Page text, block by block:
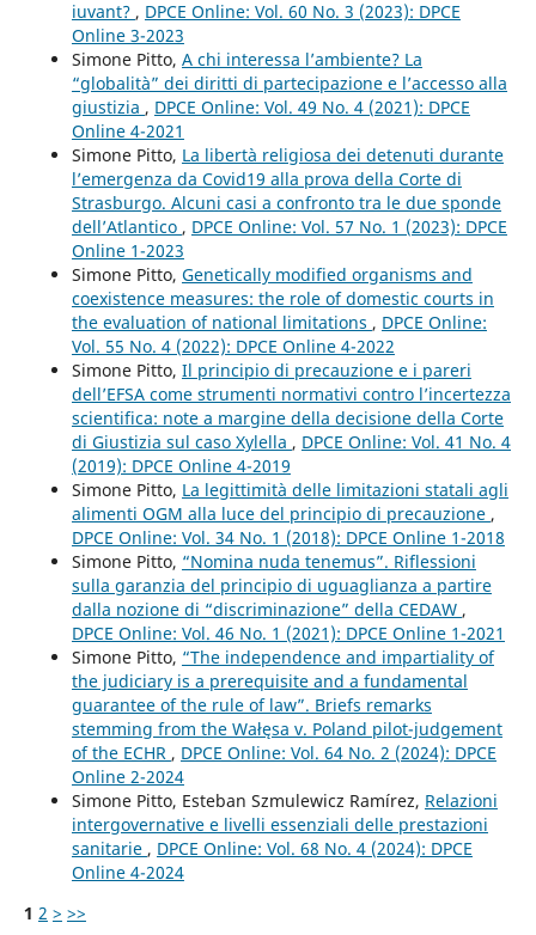
iuvant? , DPCE Online: Vol. 60 No. 3 (2023): DPCE
Online 3-2023
Simone Pitto, A chi interessa l’ambiente? La
“globalità” dei diritti di partecipazione e l’accesso alla
giustizia , DPCE Online: Vol. 49 No. 4 (2021): DPCE
Online 4-2021
Simone Pitto, La libertà religiosa dei detenuti durante
l’emergenza da Covid19 alla prova della Corte di
Strasburgo. Alcuni casi a confronto tra le due sponde
dell’Atlantico , DPCE Online: Vol. 57 No. 1 (2023): DPCE
Online 1-2023
Simone Pitto, Genetically modified organisms and
coexistence measures: the role of domestic courts in
the evaluation of national limitations , DPCE Online:
Vol. 55 No. 4 (2022): DPCE Online 4-2022
Simone Pitto, Il principio di precauzione e i pareri
dell’EFSA come strumenti normativi contro l’incertezza
scientifica: note a margine della decisione della Corte
di Giustizia sul caso Xylella , DPCE Online: Vol. 41 No. 4
(2019): DPCE Online 4-2019
Simone Pitto, La legittimità delle limitazioni statali agli
alimenti OGM alla luce del principio di precauzione ,
DPCE Online: Vol. 34 No. 1 (2018): DPCE Online 1-2018
Simone Pitto, “Nomina nuda tenemus”. Riflessioni
sulla garanzia del principio di uguaglianza a partire
dalla nozione di “discriminazione” della CEDAW ,
DPCE Online: Vol. 46 No. 1 (2021): DPCE Online 1-2021
Simone Pitto, “The independence and impartiality of
the judiciary is a prerequisite and a fundamental
guarantee of the rule of law”. Briefs remarks
stemming from the Wałęsa v. Poland pilot-judgement
of the ECHR , DPCE Online: Vol. 64 No. 2 (2024): DPCE
Online 2-2024
Simone Pitto, Esteban Szmulewicz Ramírez, Relazioni
intergovernative e livelli essenziali delle prestazioni
sanitarie , DPCE Online: Vol. 68 No. 4 (2024): DPCE
Online 4-2024
1 2 > >>